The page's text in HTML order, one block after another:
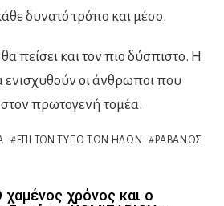
δυνατό τρόπο και μέσο.
πείσει και τον πιο δύσπιστο. Η
ενισχυθούν οι άνθρωποι που
πρωτογενή τομέα.
ΕΠΊ ΤΟΝ ΤΎΠΟ ΤΩΝ ΉΛΩΝ ΡΑΒΑΝΌΣ
χρόνος και ο